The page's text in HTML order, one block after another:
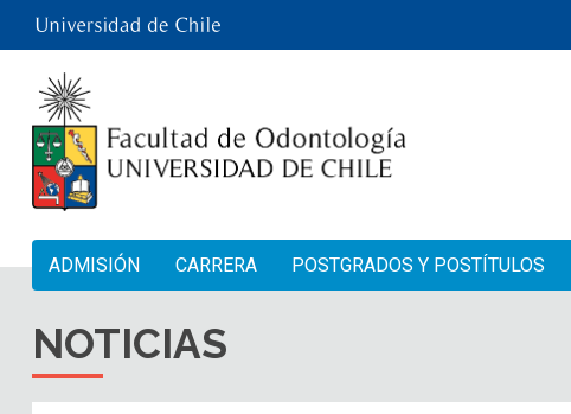
ADMISIÓN CARRERA POSTGRADOS Y POSTÍTULOS
NOTICIAS